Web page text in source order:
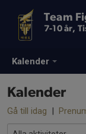
Kalender
7-10 år,
Kalender
Gå till idag |